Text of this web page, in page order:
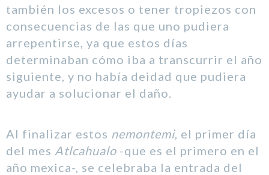
también los excesos o tener tropiezos con
consecuencias de las que uno pudiera
arrepentirse, ya que estos días
determinaban cómo iba a transcurrir el año
siguiente, y no había deidad que pudiera
ayudar a solucionar el daño.
Al finalizar estos nemontemi, el primer día
del mes Atlcahualo -que es el primero en el
año mexica-, se celebraba la entrada del